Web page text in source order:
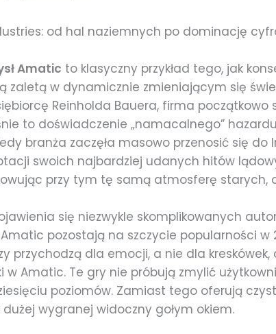
od hal naziemnych po dominację
Amatic to klasyczny przykład tego, jak
zaletą w dynamicznie zmieniającym się
Reinholda Bauera, firma początkowo
to doświadczenie „namacalnego”
branża zaczęła masowo przenosić się do
swoich najbardziej udanych hitów
przy tym tę samą atmosferę starych,
się niezwykle skomplikowanych
pozostają na szczycie popularności
przychodzą dla emocji, a nie dla
w Amatic. Te gry nie próbują zmylić
poziomów. Zamiast tego oferują
wygranej widoczny gołym okiem.